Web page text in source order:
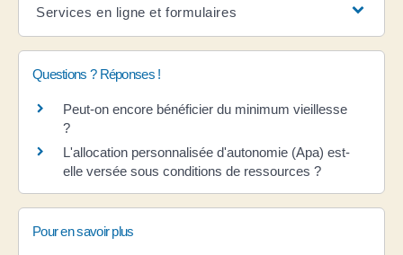
Services en ligne et formulaires
Questions ? Réponses !
Peut-on encore bénéficier du minimum vieillesse
?
L'allocation personnalisée d'autonomie (Apa) est-
elle versée sous conditions de ressources ?
Pour en savoir plus